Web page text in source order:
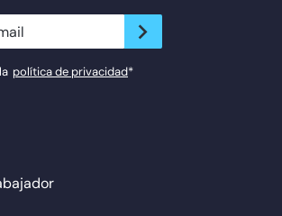
política de privacidad*